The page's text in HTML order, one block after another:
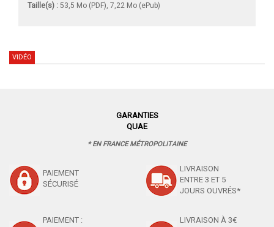
Taille(s) : 53,5 Mo (PDF), 7,22 Mo (ePub)
VIDÉO
GARANTIES
QUAE
* EN FRANCE MÉTROPOLITAINE
PAIEMENT
SÉCURISÉ
LIVRAISON
ENTRE 3 ET 5
JOURS OUVRÉS*
PAIEMENT : LIVRAISON À 3€